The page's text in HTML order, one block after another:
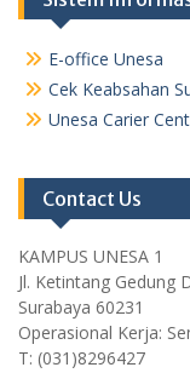
E-office Unesa
Cek Keabsahan
Unesa Carier
Contact Us
KAMPUS UNESA 1
Jl. Ketintang Gedung
Surabaya 60231
Operasional Kerja:
T: (031)8296427